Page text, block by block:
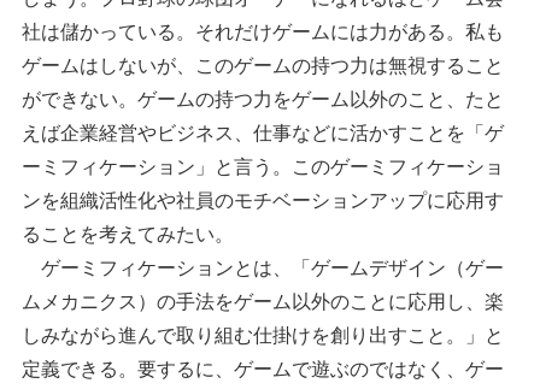
社は儲かっている。それだけゲームには力がある。私も
ゲームはしないが、このゲームの持つ力は無視すること
ができない。ゲームの持つ力をゲーム以外のこと、たと
えば企業経営やビジネス、仕事などに活かすことを「ゲ
ーミフィケーション」と言う。このゲーミフィケーショ
ンを組織活性化や社員のモチベーションアップに応用す
ることを考えてみたい。
ゲーミフィケーションとは、「ゲームデザイン（ゲー
ムメカニクス）の手法をゲーム以外のことに応用し、楽
しみながら進んで取り組む仕掛けを創り出すこと。」と
定義できる。要するに、ゲームで遊ぶのではなく、ゲー